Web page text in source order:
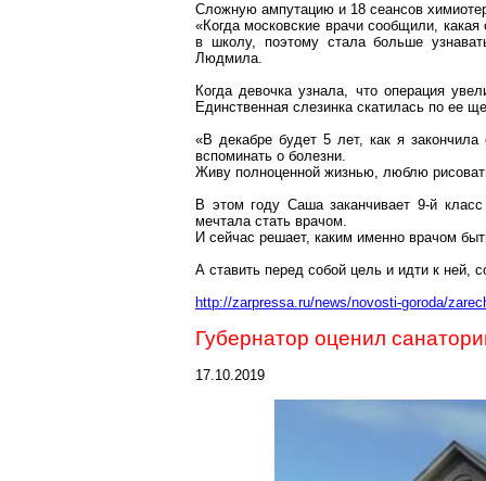
Сложную ампутацию и 18 сеансов
«Когда московские врачи сообщили,
в школу, поэтому стала больше
Людмила.
Когда девочка узнала, что операция
Единственная слезинка скатилась по ее
«В декабре будет 5 лет, как я
вспоминать о болезни.
Живу полноценной жизнью, люблю
В этом году Саша заканчивает 9-й
мечтала стать врачом.
И сейчас решает, каким именно врачом
А ставить перед собой цель и идти к ней,
http://zarpressa.ru/news/novosti-goroda/
Губернатор оценил
17.10.2019